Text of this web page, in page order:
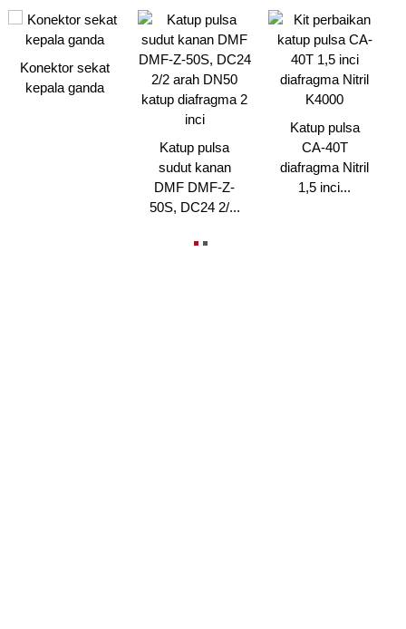
Konektor sekat
kepala ganda
Katup pulsa
sudut kanan
DMF DMF-Z-
50S, DC24 2/...
Katup pulsa
CA-40T
diafragma Nitril
1,5 inci...